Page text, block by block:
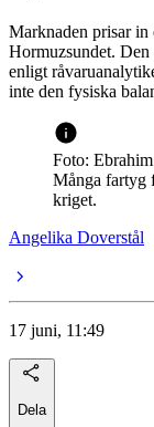
Marknaden prisar in
Hormuzsundet.
enligt
inte den fysiska
Foto:
Många fartyg
kriget.
Angelika Doverstål
17 juni, 11:49
Dela